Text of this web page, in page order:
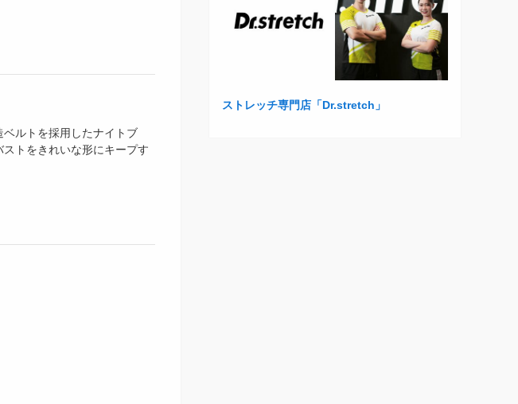
ルトを採用したナイトブ
トをきれいな形にキープす
ストレッチ専門店「Dr.stretch」